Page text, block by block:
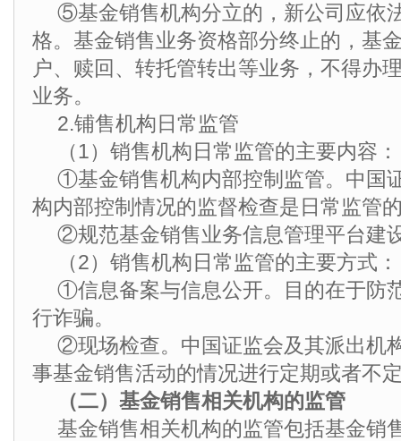
⑤基金销售机构分立的，新公司应依
格。基金销售业务资格部分终止的，基
户、赎回、转托管转出等业务，不得办
业务。
2.铺售机构日常监管
（1）销售机构日常监管的主要内容：
①基金销售机构内部控制监管。中国
构内部控制情况的监督检查是日常监管
②规范基金销售业务信息管理平台建
（2）销售机构日常监管的主要方式：
①信息备案与信息公开。目的在于防
行诈骗。
②现场检查。中国证监会及其派出机
事基金销售活动的情况进行定期或者不
（二）基金销售相关机构的监管
基金销售相关机构的监管包括基金销